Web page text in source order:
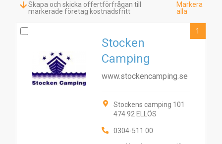
Skapa och skicka offertförfrågan till
markerade företag kostnadsfritt
Markera
alla
Stocken
Camping
www.stockencamping.se
Stockens camping 101
474 92 ELLÖS
0304-511 00
1